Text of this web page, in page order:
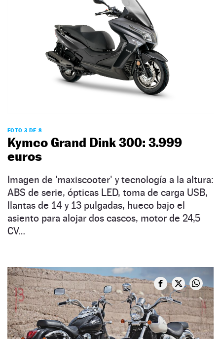
FOTO 3 DE 8
Kymco Grand Dink 300: 3.999
euros
Imagen de 'maxiscooter' y tecnología a la altura:
ABS de serie, ópticas LED, toma de carga USB,
llantas de 14 y 13 pulgadas, hueco bajo el
asiento para alojar dos cascos, motor de 24,5
CV…